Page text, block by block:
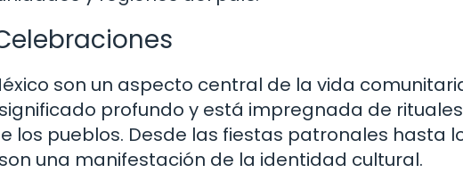
son un aspecto central de la vida
profundo y está impregnada de
los pueblos. Desde las fiestas patronales hasta
una manifestación de la identidad cultural.